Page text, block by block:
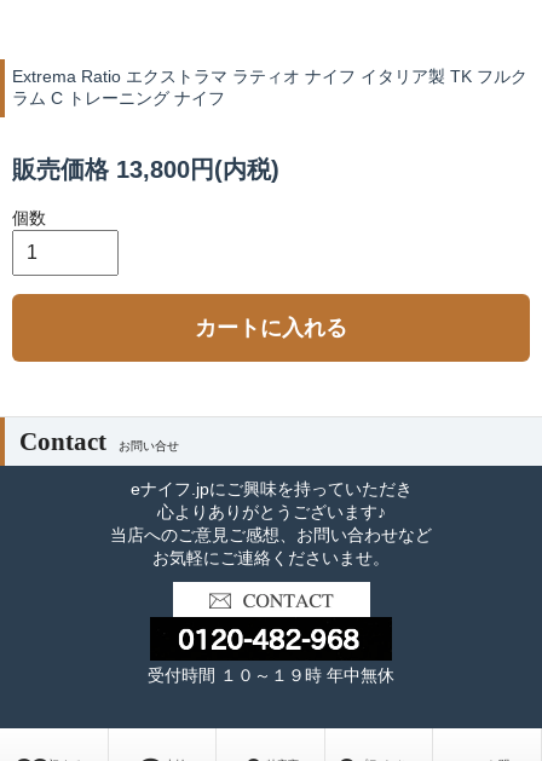
Extrema Ratio エクストラマ ラティオ ナイフ イタリア製 TK フルク
ラム C トレーニング ナイフ
販売価格 13,800円(内税)
個数
カートに入れる
Contact お問い合せ
eナイフ.jpにご興味を持っていただき
心よりありがとうございます♪
当店へのご意見ご感想、お問い合わせなど
お気軽にご連絡くださいませ。
受付時間 １０～１９時 年中無休